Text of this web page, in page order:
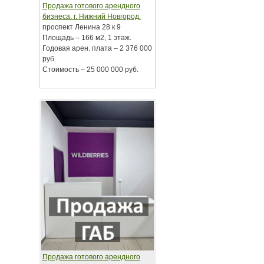
Продажа готового арендного
бизнеса. г. Нижний Новгород.
проспект Ленина 28 к 9
Площадь – 166 м2, 1 этаж.
Годовая арен. плата – 2 376 000
руб.
Стоимость – 25 000 000 руб.
Продажа готового арендного